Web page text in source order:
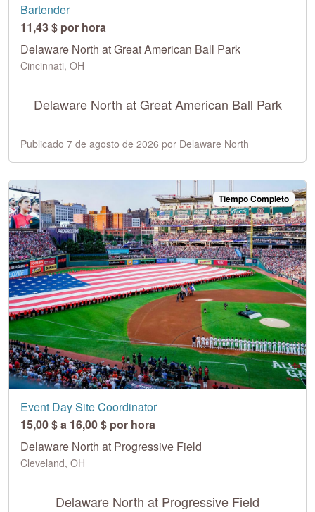
Bartender
11,43 $ por hora
Delaware North at Great American Ball Park
Cincinnati, OH
Delaware North at Great American Ball Park
Publicado 7 de agosto de 2026 por Delaware North
Tiempo Completo
Event Day Site Coordinator
15,00 $ a 16,00 $ por hora
Delaware North at Progressive Field
Cleveland, OH
Delaware North at Progressive Field